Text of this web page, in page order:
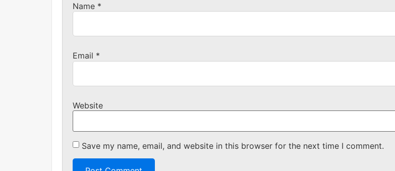
Name *
Email *
Website
Save my name, email, and website in this browser for the next time I comment.